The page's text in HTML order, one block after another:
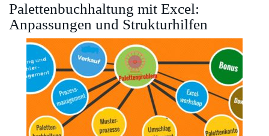
Palettenbuchhaltung mit Excel:
Anpassungen und Strukturhilfen